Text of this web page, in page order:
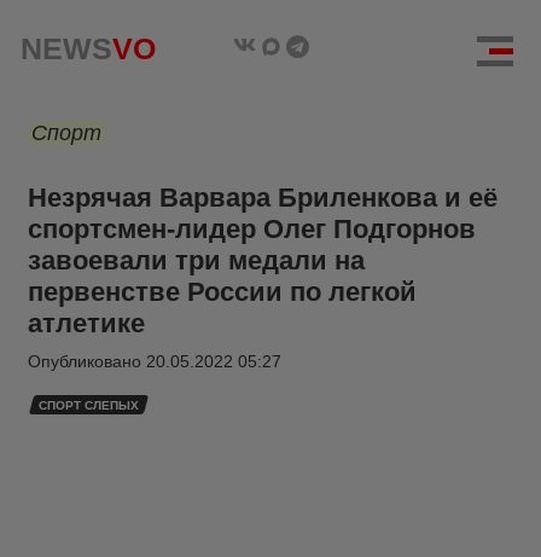
NEWSVO
Спорт
Незрячая Варвара Бриленкова и её
спортсмен-лидер Олег Подгорнов
завоевали три медали на
первенстве России по легкой
атлетике
Опубликовано 20.05.2022 05:27
СПОРТ СЛЕПЫХ